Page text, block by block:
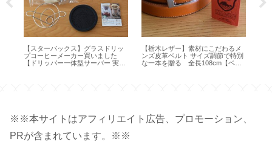
ーバックス】グラスドリッ
ヒーメーカー買いました
ッパー一体型サーバー 実用
【栃木レザー】素材にこだわるメ
ンズ皮革ベルト サイズ調節で特別
な一本を贈る 全長108cm【ベル
【FANCL メン
のカタログギフ
届きました【
※※本サイトはアフィリエイト広告、プロモーション、
PRが含まれています。※※